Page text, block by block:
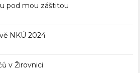
pod mou záštitou
NKÚ 2024
v Žirovnici